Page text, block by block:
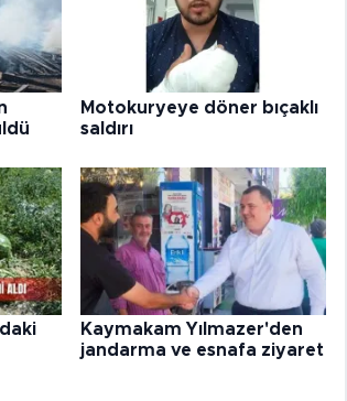
Motokuryeye döner bıçaklı
saldırı
Kaymakam Yılmazer'den
jandarma ve esnafa ziyaret